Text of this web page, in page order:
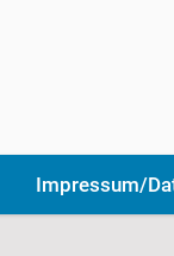
Impressum/